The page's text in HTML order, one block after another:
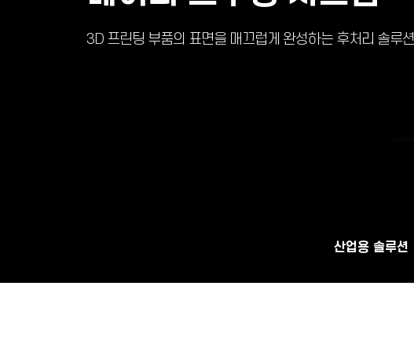
3D 프린팅 부품의 표면을 매끄럽게 완성하는 후처리 솔루션
산업용 솔루션